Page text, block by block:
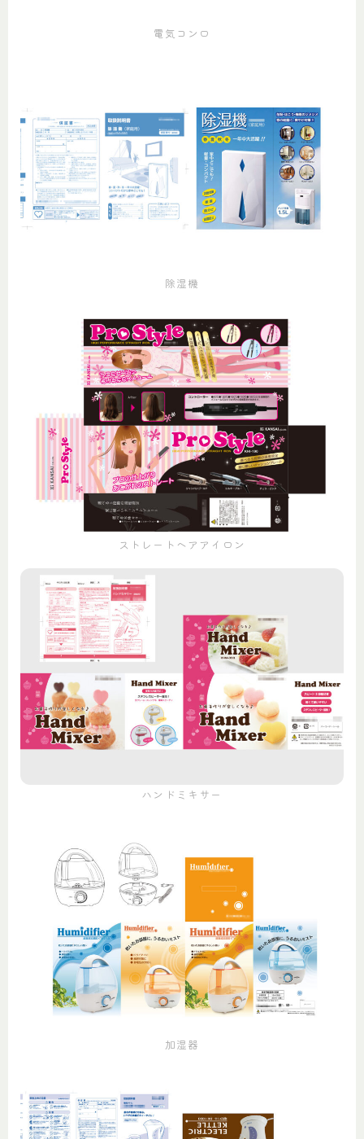
電気コンロ
除湿機
ストレートヘアアイロン
ハンドミキサー
加湿器